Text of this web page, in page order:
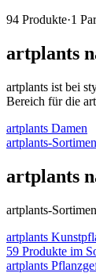
94 Produkte·1
artplants
artplants ist bei
Bereich für die
artplants Damen
artplants-
artplants
artplants-
artplants
59 Produkte im
artplants